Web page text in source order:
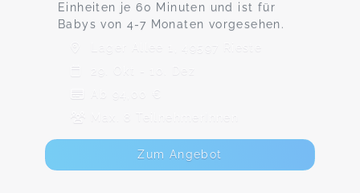
Einheiten je 60 Minuten und ist für
Babys von 4-7 Monaten vorgesehen.
Lager Allee 1, 49597 Rieste
29. Okt - 10. Dez
Ab 94,00 €
Max. 8 TeilnehmerInnen
Zum Angebot